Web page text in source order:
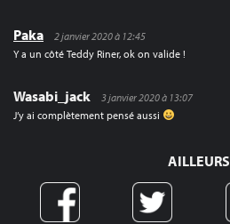
Paka
2 janvier 2020 à 12:45
Y a un côté Teddy Riner, ok on valide !
Wasabi_jack
3 janvier 2020 à 13:07
J’y ai complètement pensé aussi
AILLEURS